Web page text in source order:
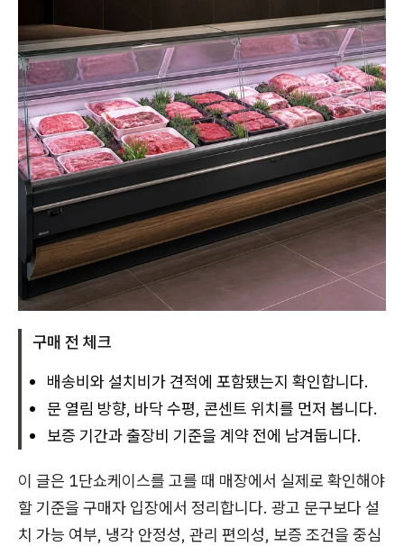
구매 전 체크
배송비와 설치비가 견적에 포함됐는지 확인합니다.
문 열림 방향, 바닥 수평, 콘센트 위치를 먼저 봅니다.
보증 기간과 출장비 기준을 계약 전에 남겨둡니다.
이 글은 1단쇼케이스를 고를 때 매장에서 실제로 확인해야
할 기준을 구매자 입장에서 정리합니다. 광고 문구보다 설
치 가능 여부, 냉각 안정성, 관리 편의성, 보증 조건을 중심